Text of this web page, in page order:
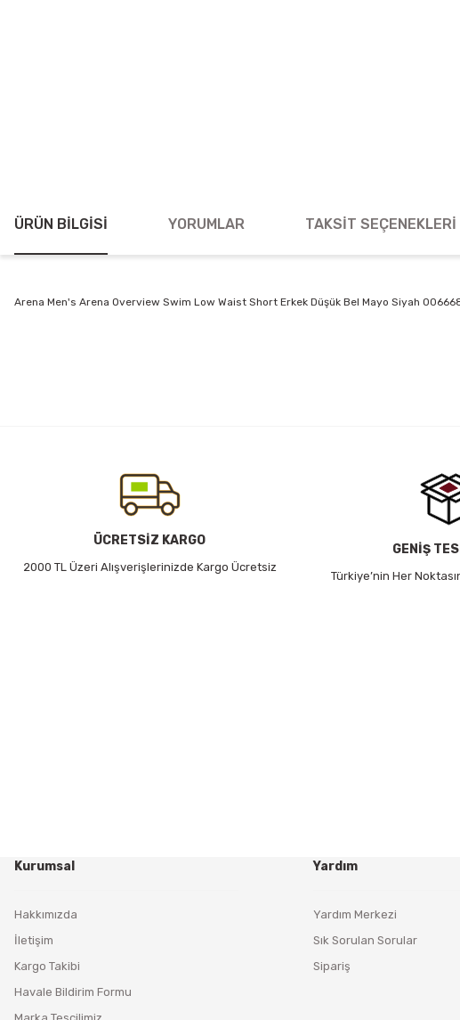
ÜRÜN BILGISI YORUMLAR TAKSIT SEÇENEKLERI
Arena Men's Arena Overview Swim Low Waist Short Erkek Düşük Bel Mayo Siyah
Ürün bilgilerinde hatalar bulunuyor.
Ürün fiyatı diğer sitelerden daha pahalı.
Bu ürüne benzer farklı alternatifler olmalı.
ÜCRETSİZ KARGO
2000 TL Üzeri Alışverişlerinizde Kargo Ücretsiz
GENİŞ
Türkiye’nin Her
Kurumsal
Hakkımızda
İletişim
Kargo Takibi
Havale Bildirim Formu
Yardım
Yardım Merkezi
Sık Sorulan Sorular
Sipariş